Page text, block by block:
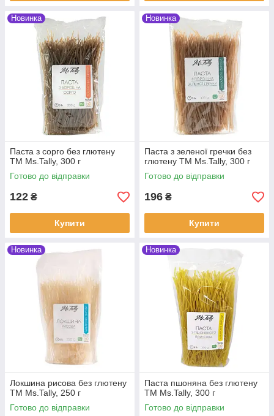
Новинка
Паста з сорго без глютену
ТМ Ms.Tally, 300 г
Готово до відправки
122 ₴
Купити
Новинка
Паста з зеленої гречки без
глютену ТМ Ms.Tally, 300 г
Готово до відправки
196 ₴
Купити
Новинка
Локшина рисова без глютену
ТМ Ms.Tally, 250 г
Готово до відправки
Новинка
Паста пшоняна без глютену
ТМ Ms.Tally, 300 г
Готово до відправки